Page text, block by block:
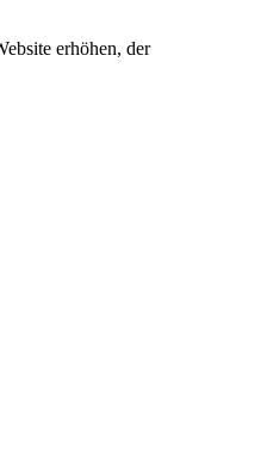
erhöhen, der